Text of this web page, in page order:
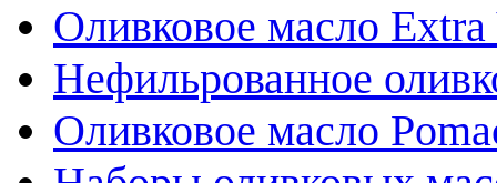
Оливковое масло
Нефильрованное
Оливковое масло